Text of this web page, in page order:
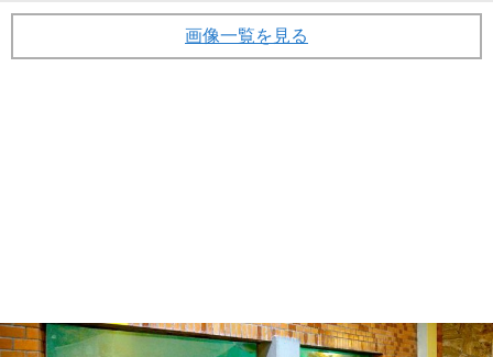
画像一覧を見る